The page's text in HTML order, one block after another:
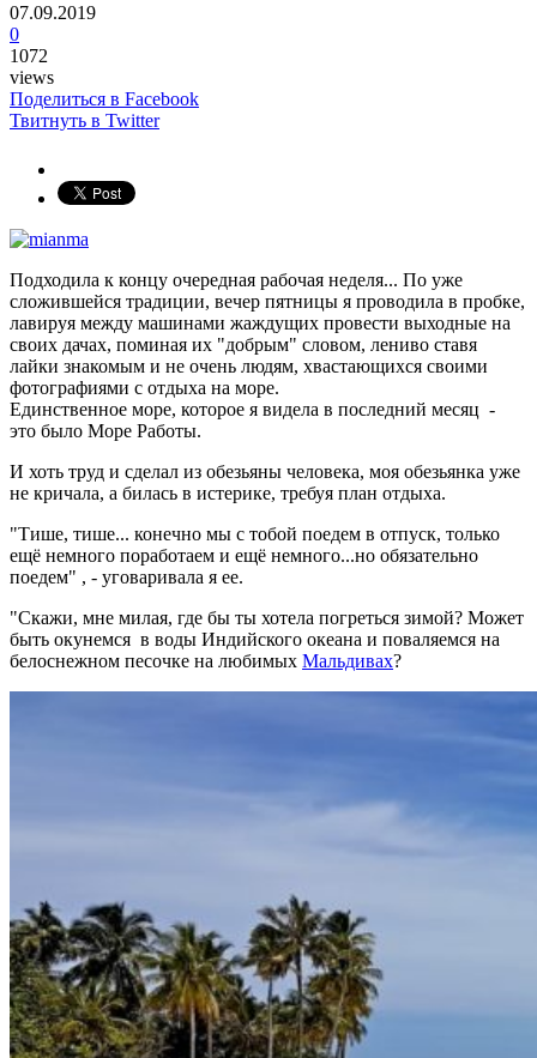
07.09.2019
0
1072
views
Поделиться в Facebook
Твитнуть в Twitter
Подходила к концу очередная рабочая неделя... По уже
сложившейся традиции, вечер пятницы я проводила в пробке,
лавируя между машинами жаждущих провести выходные на
своих дачах, поминая их "добрым" словом, лениво ставя
лайки знакомым и не очень людям, хвастающихся своими
фотографиями с отдыха на море.
Единственное море, которое я видела в последний месяц -
это было Море Работы.
И хоть труд и сделал из обезьяны человека, моя обезьянка уже
не кричала, а билась в истерике, требуя план отдыха.
"Тише, тише... конечно мы с тобой поедем в отпуск, только
ещё немного поработаем и ещё немного...но обязательно
поедем" , - уговаривала я ее.
"Скажи, мне милая, где бы ты хотела погреться зимой? Может
быть окунемся в воды Индийского океана и поваляемся на
белоснежном песочке на любимых Мальдивах?